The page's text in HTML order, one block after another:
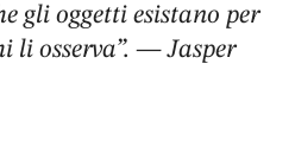
gli oggetti esistano per
li osserva”. — Jasper